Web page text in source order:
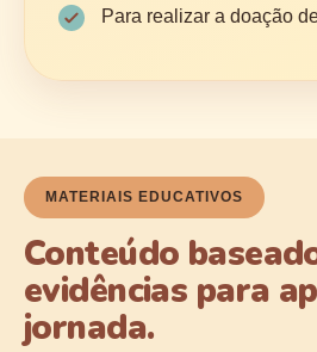
Para realizar a doação
MATERIAIS EDUCATIVOS
Conteúdo
evidências para
jornada.